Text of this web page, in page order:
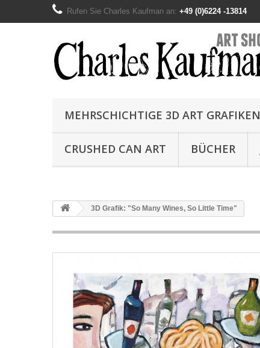
Rufen Sie Charles Kaufman an: +49 (0)6224 -13814
MEHRSCHICHTIGE 3D ART GRAFIKEN
CRUSHED CAN ART BÜCHER
3D Grafik: "So Many Wines, So Little Time"